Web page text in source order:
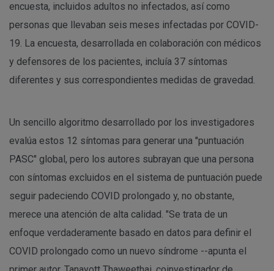
encuesta, incluidos adultos no infectados, así como
personas que llevaban seis meses infectadas por COVID-
19. La encuesta, desarrollada en colaboración con médicos
y defensores de los pacientes, incluía 37 síntomas
diferentes y sus correspondientes medidas de gravedad.
Un sencillo algoritmo desarrollado por los investigadores
evalúa estos 12 síntomas para generar una "puntuación
PASC" global, pero los autores subrayan que una persona
con síntomas excluidos en el sistema de puntuación puede
seguir padeciendo COVID prolongado y, no obstante,
merece una atención de alta calidad. "Se trata de un
enfoque verdaderamente basado en datos para definir el
COVID prolongado como un nuevo síndrome --apunta el